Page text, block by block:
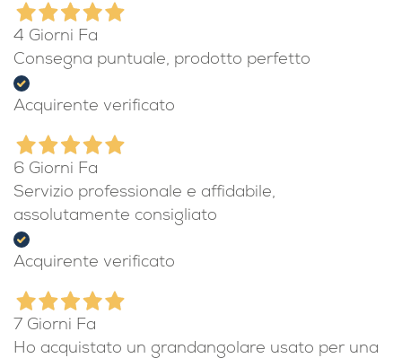
4 Giorni Fa
Consegna puntuale, prodotto perfetto
Acquirente verificato
6 Giorni Fa
Servizio professionale e affidabile,
assolutamente consigliato
Acquirente verificato
7 Giorni Fa
Ho acquistato un grandangolare usato per una